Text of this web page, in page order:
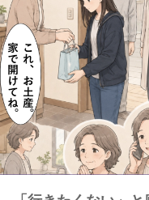
トレンド ワード
男の本音 男ウケ NG